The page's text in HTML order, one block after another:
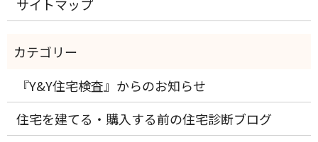
サイトマップ
『Y&Y住宅検査』からのお知らせ
住宅を建てる・購入する前の住宅診断ブログ